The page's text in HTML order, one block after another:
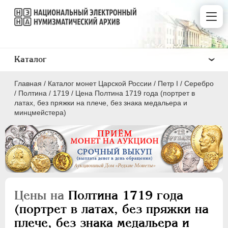
Главная / Каталог монет Царской России / Пeтр I / Серебро
/ Полтина / 1719 / Цена Полтина 1719 года (портрет в
латах, без пряжки на плече, без знака медальера и
минцмейстера)
Цены на Полтина 1719 года
(портрет в латах, без пряжки на
плече, без знака медальера и
Каталог
ПEТР I 1699 - 1725
Золото
1 рубль
Полтина